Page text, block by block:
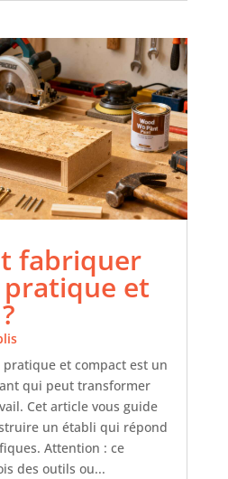
fabriquer
et
et compact est un
qui peut transformer
Cet article vous guide
un établi qui répond
Attention : ce
des outils ou...